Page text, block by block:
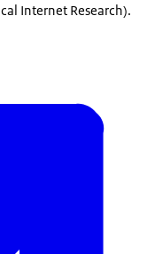
Internet Research).